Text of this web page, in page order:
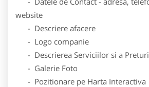
website
- Descriere afacere
- Logo companie
- Descrierea Serviciilor si a
- Galerie Foto
- Pozitionare pe Harta Interactiva